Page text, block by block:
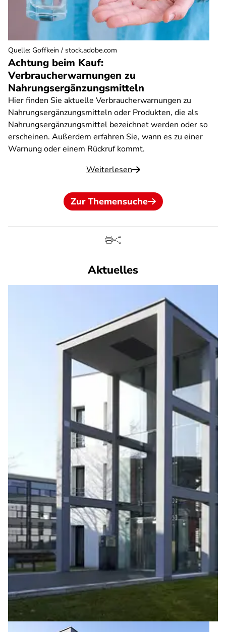
Achtung beim Kauf:
Verbraucherwarnungen zu
Nahrungsergänzungsmitteln
Hier finden Sie aktuelle Verbraucherwarnungen zu
Nahrungsergänzungsmitteln oder Produkten, die als
Nahrungsergänzungsmittel bezeichnet werden oder so
erscheinen. Außerdem erfahren Sie, wann es zu einer
Warnung oder einem Rückruf kommt.
Weiterlesen
Quelle: Goffkein / stock.adobe.com
Zur Themensuche
Aktuelles